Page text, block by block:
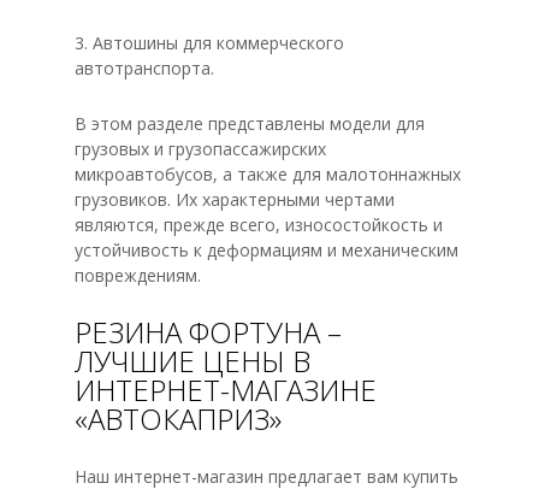
3. Автошины для коммерческого
автотранспорта.
В этом разделе представлены модели для
грузовых и грузопассажирских
микроавтобусов, а также для малотоннажных
грузовиков. Их характерными чертами
являются, прежде всего, износостойкость и
устойчивость к деформациям и механическим
повреждениям.
РЕЗИНА ФОРТУНА –
ЛУЧШИЕ ЦЕНЫ В
ИНТЕРНЕТ-МАГАЗИНЕ
«АВТОКАПРИЗ»
Наш интернет-магазин предлагает вам купить